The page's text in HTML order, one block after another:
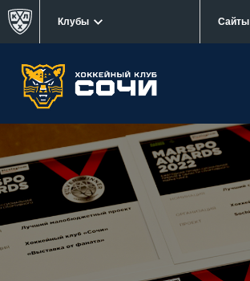
Клубы Сайты